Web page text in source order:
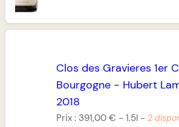
Clos des Gravieres 1er
Bourgogne - Hubert
2018
Prix : 391,00 € -1.5l -2